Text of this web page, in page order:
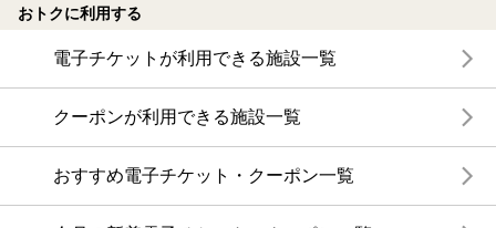
おトクに利用する
電子チケットが利用できる施設一覧
クーポンが利用できる施設一覧
おすすめ電子チケット・クーポン一覧